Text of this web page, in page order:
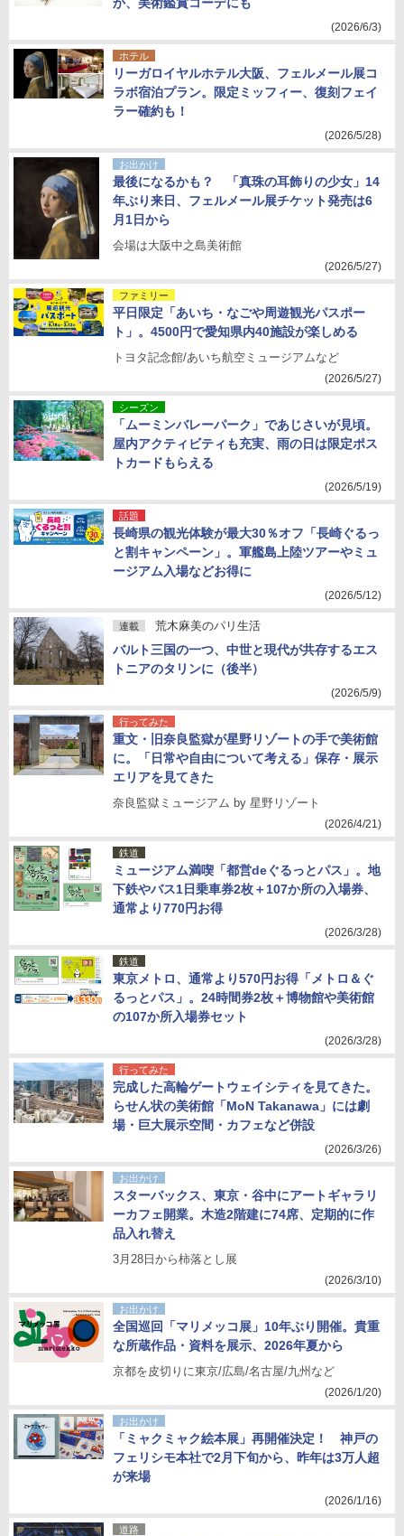
(2026/6/3)
ホテル
リーガロイヤルホテル大阪、フェルメール展コ
ラボ宿泊プラン。限定ミッフィー、復刻フェイ
ラー確約も！
(2026/5/28)
お出かけ
最後になるかも？ 「真珠の耳飾りの少女」14
年ぶり来日、フェルメール展チケット発売は6
月1日から
会場は大阪中之島美術館
(2026/5/27)
ファミリー
平日限定「あいち・なごや周遊観光パスポー
ト」。4500円で愛知県内40施設が楽しめる
トヨタ記念館/あいち航空ミュージアムなど
(2026/5/27)
シーズン
「ムーミンバレーパーク」であじさいが見頃。
屋内アクティビティも充実、雨の日は限定ポス
トカードもらえる
(2026/5/19)
話題
長崎県の観光体験が最大30％オフ「長崎ぐるっ
と割キャンペーン」。軍艦島上陸ツアーやミュ
ージアム入場などお得に
(2026/5/12)
連載 荒木麻美のパリ生活
バルト三国の一つ、中世と現代が共存するエス
トニアのタリンに（後半）
(2026/5/9)
行ってみた
重文・旧奈良監獄が星野リゾートの手で美術館
に。「日常や自由について考える」保存・展示
エリアを見てきた
奈良監獄ミュージアム by 星野リゾート
(2026/4/21)
鉄道
ミュージアム満喫「都営deぐるっとパス」。地
下鉄やバス1日乗車券2枚＋107か所の入場券、
通常より770円お得
(2026/3/28)
鉄道
東京メトロ、通常より570円お得「メトロ＆ぐ
るっとパス」。24時間券2枚＋博物館や美術館
の107か所入場券セット
(2026/3/28)
行ってみた
完成した高輪ゲートウェイシティを見てきた。
らせん状の美術館「MoN Takanawa」には劇
場・巨大展示空間・カフェなど併設
(2026/3/26)
お出かけ
スターバックス、東京・谷中にアートギャラリ
ーカフェ開業。木造2階建に74席、定期的に作
品入れ替え
3月28日から柿落とし展
(2026/3/10)
お出かけ
全国巡回「マリメッコ展」10年ぶり開催。貴重
な所蔵作品・資料を展示、2026年夏から
京都を皮切りに東京/広島/名古屋/九州など
(2026/1/20)
お出かけ
「ミャクミャク絵本展」再開催決定！ 神戸の
フェリシモ本社で2月下旬から、昨年は3万人超
が来場
(2026/1/16)
道路